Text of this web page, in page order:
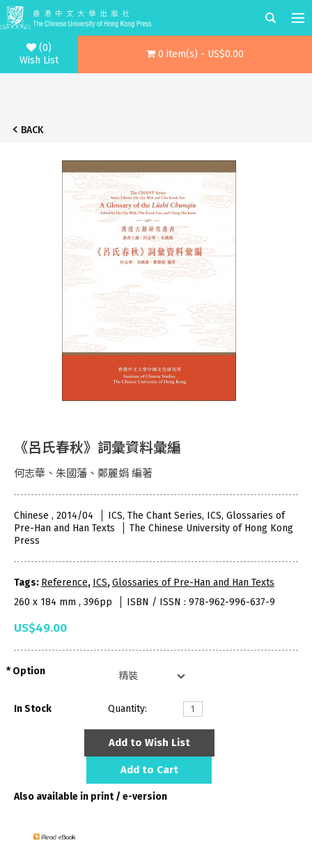
(0)
Wish List
0 item(s) - US$0.00
BACK
《呂氏春秋》詞彙資料彙編
何志華、朱國藩、鄭麗娟 編著
Chinese , 2014/04
ICS, The Chant Series, ICS, Glossaries of
Pre-Han and Han Texts
The Chinese University of Hong Kong
Press
Tags: Reference, ICS,Glossaries of Pre-Han and Han Texts
260 x 184 mm , 396pp
ISBN / ISSN : 978-962-996-637-9
US$49.00
Option
In Stock Quantity:
Add to Wish List
Add to Cart
Also available in print / e-version